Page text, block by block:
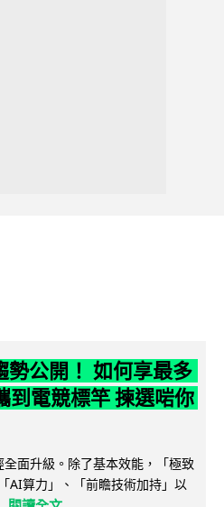
公開！ 如何享最多
電競標竿 揀選啱你
面升級。除了基本效能，「極致
AI算力」、「前瞻技術加持」以